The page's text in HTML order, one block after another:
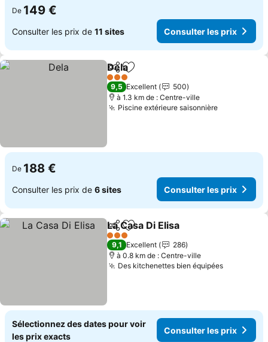
De 149 €
Consulter les prix de 11 sites Consulter les prix
PartagerAjouter à mes favoris
Dela
3 Étoiles
9,5 Excellent
500
à 1.3 km de : Centre-ville
Piscine extérieure saisonnière
De 188 €
Consulter les prix de 6 sites Consulter les prix
PartagerAjouter à mes favoris
La Casa Di Elisa
3 Étoiles
9,1 Excellent
286
à 0.8 km de : Centre-ville
Des kitchenettes bien équipées
Sélectionnez des dates pour voir
les prix exacts
Consulter les prix